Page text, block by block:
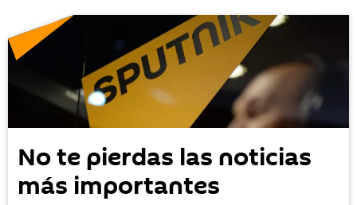
No te pierdas las noticias
más importantes